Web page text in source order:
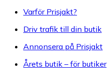
Varför Prisjakt?
Driv trafik till din butik
Annonsera på Prisjakt
Årets butik – för butiker